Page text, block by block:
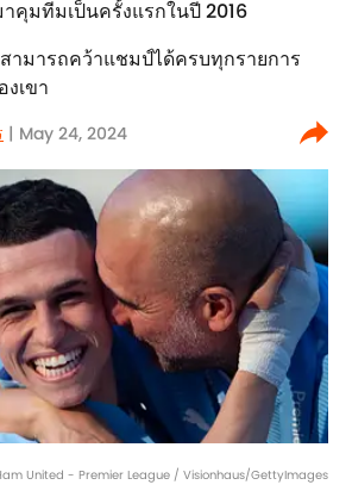
าคุมทีมเป็นครั้งแรกในปี 2016
ามารถคว้าแชมป์ได้ครบทุกรายการ
เขา
| May 24, 2024
United - Premier League / Visionhaus/GettyImages